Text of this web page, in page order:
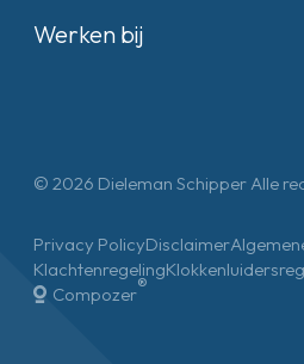
Werken bij
© 2026 Dieleman Schipper Alle
Privacy PolicyDisclaimer
Klachtenregeling
Compozer®